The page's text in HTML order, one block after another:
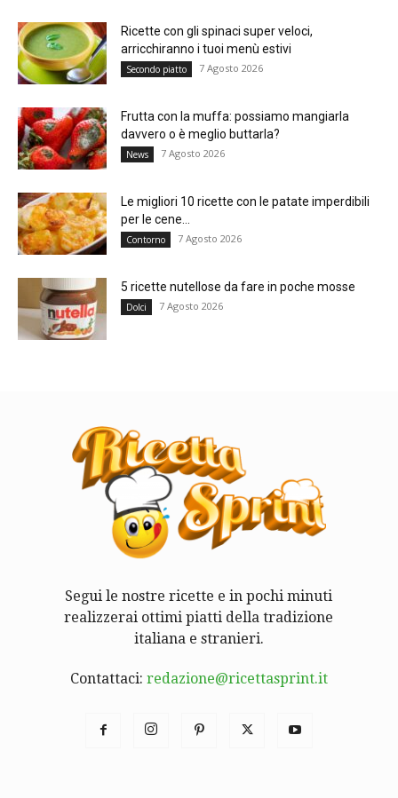
Ricette con gli spinaci super veloci,
arricchiranno i tuoi menù estivi
Secondo piatto 7 Agosto 2026
Frutta con la muffa: possiamo mangiarla
davvero o è meglio buttarla?
News 7 Agosto 2026
Le migliori 10 ricette con le patate imperdibili
per le cene...
Contorno 7 Agosto 2026
5 ricette nutellose da fare in poche mosse
Dolci 7 Agosto 2026
Segui le nostre ricette e in pochi minuti
realizzerai ottimi piatti della tradizione
italiana e stranieri.
Contattaci: redazione@ricettasprint.it